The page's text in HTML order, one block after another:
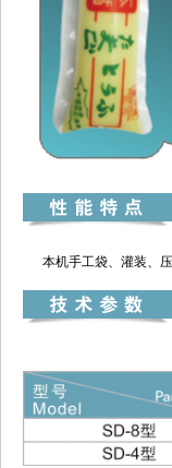
本机手工袋、灌装、压